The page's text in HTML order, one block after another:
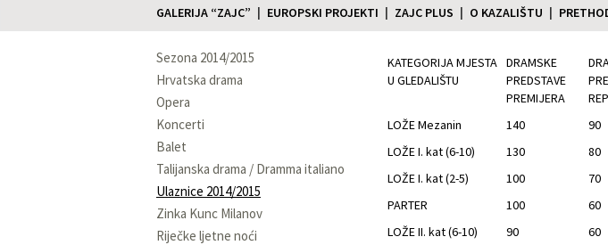
GALERIJA “ZAJC”
EUROPSKI PROJEKTI ZAJC PLUS O KAZALIŠTU
Sezona 2014/2015
Hrvatska drama
Opera
Koncerti
Balet
Talijanska drama / Dramma italiano
Ulaznice 2014/2015
Zinka Kunc Milanov
Riječke ljetne noći
KATEGORIJA MJESTA
U GLEDALIŠTU
DRAMSKE
PREDSTAVE
PREMIJERA
LOŽE Mezanin 140 90
LOŽE I. kat (6-10)
130 80
LOŽE I. kat (2-5)
100 70
PARTER
100 60
LOŽE II. kat (6-10)
90 60